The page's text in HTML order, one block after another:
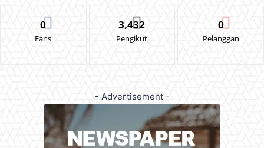
0
Fans
3,432
Pengikut
0
Pelanggan
- Advertisement -